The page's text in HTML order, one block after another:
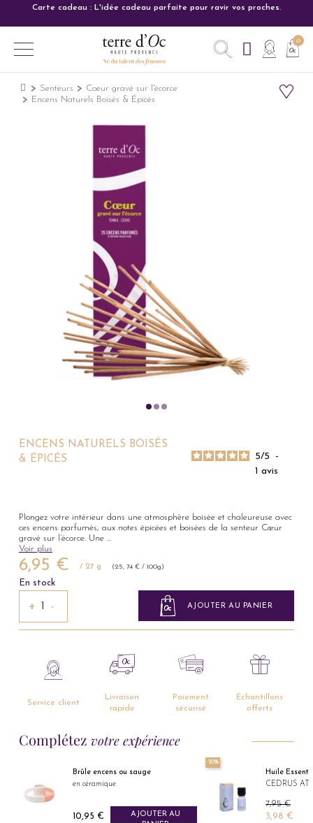
Carte cadeau : L'idée cadeau parfaite pour ravir vos proches.
Senteurs
Coeur gravé sur l'écorce
Encens Naturels Boisés & Épicés
ENCENS NATURELS BOISÉS
& ÉPICÉS
5/5
-
1avis
Plongez votre intérieur dans une atmosphère boisée et chaleureuse avec
ces encens parfumés, aux notes épicées et boisées de la senteur Cœur
gravé sur l’écorce. Une ...
Voir plus
6,95 € / 27 g (25, 74 € / 100g)
En stock
AJOUTER AU PANIER
+ −
Service client
Livraison
rapide
Paiement
sécurisé
Échantillons
offerts
Complétez votre expérience
Brûle encens ou sauge
en céramique
10,95 €
AJOUTER AU
-50%
Huile
CEDRUS
Prix de
7,95 €
Prix
3,98 €